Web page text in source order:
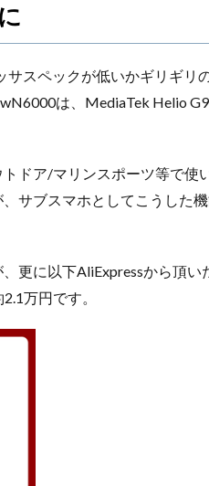
スペックが低いかギリギリ
は、MediaTek Helio
ドア/マリンスポーツ等で使
サブスマホとしてこうした
更に以下AliExpressから頂い
万円です。